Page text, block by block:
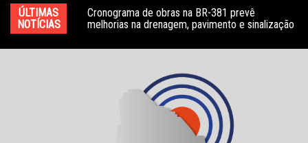
para
conteúdo
ÚLTIMAS
NOTÍCIAS
Cronograma de obras na BR-381 prevê
melhorias na drenagem, pavimento e sinalização
HNSD se manifesta após declarações e anúncio
de auditoria no PSMI